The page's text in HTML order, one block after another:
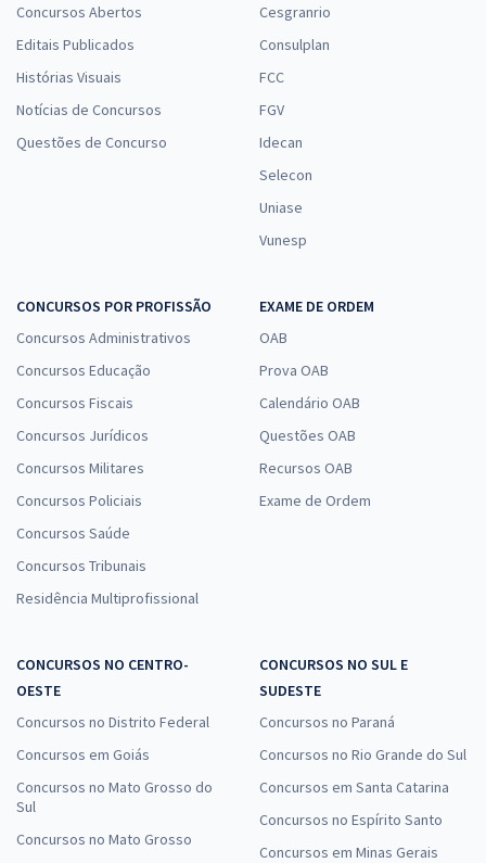
Concursos Abertos
Editais Publicados
Histórias Visuais
Notícias de Concursos
Questões de Concurso
Cesgranrio
Consulplan
FCC
FGV
Idecan
Selecon
Uniase
Vunesp
CONCURSOS POR PROFISSÃO
Concursos Administrativos
Concursos Educação
Concursos Fiscais
Concursos Jurídicos
Concursos Militares
Concursos Policiais
Concursos Saúde
Concursos Tribunais
Residência Multiprofissional
EXAME DE ORDEM
OAB
Prova OAB
Calendário OAB
Questões OAB
Recursos OAB
Exame de Ordem
CONCURSOS NO CENTRO-
OESTE
Concursos no Distrito Federal
Concursos em Goiás
Concursos no Mato Grosso do
Sul
Concursos no Mato Grosso
CONCURSOS NO SUL E
SUDESTE
Concursos no Paraná
Concursos no Rio Grande do Sul
Concursos em Santa Catarina
Concursos no Espírito Santo
Concursos em Minas Gerais